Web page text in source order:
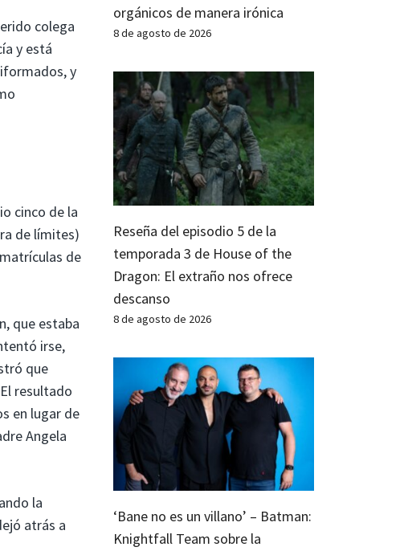
colega
y está
y
cinco de la
de límites)
de
que estaba
irse,
que
resultado
en lugar de
Angela
la
atrás a
orgánicos de manera irónica
8 de agosto de 2026
Reseña del episodio 5 de la
temporada 3 de House of the
Dragon: El extraño nos ofrece
descanso
8 de agosto de 2026
‘Bane no es un villano’ – Batman:
Knightfall Team sobre la